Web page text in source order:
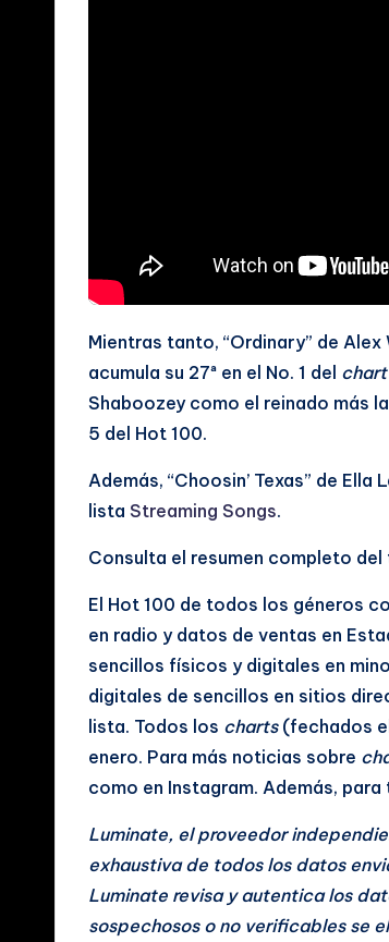
Mientras tanto, “Ordinary” de
acumula su 27ª en el No. 1 del chart
Shaboozey como el reinado más
5 del Hot 100.
Además, “Choosin’ Texas” de
lista Streaming Songs.
Consulta el resumen completo
El Hot 100 de todos los géneros
en radio y datos de ventas en
sencillos físicos y digitales en
digitales de sencillos en sitios
lista. Todos los charts(fechados el
enero. Para más noticias sobre
como en Instagram. Además,
Luminate, el proveedor
exhaustiva de todos los datos
Luminate revisa y autentica los
sospechosos o no verificables se